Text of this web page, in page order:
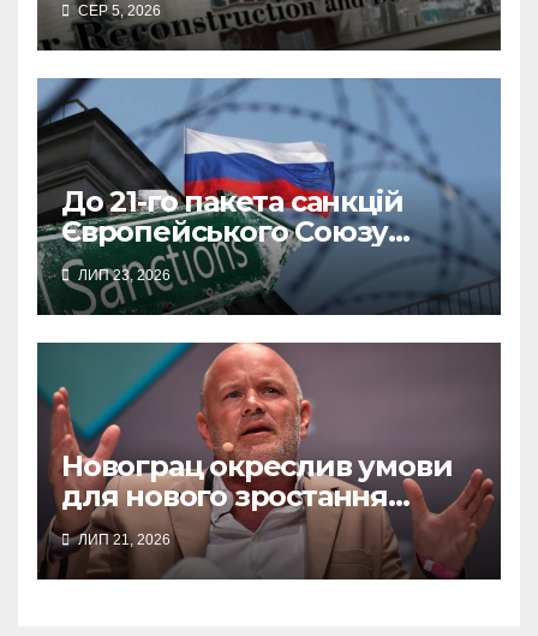
СЕР 5, 2026
До 21-го пакета санкцій
Європейського Союзу
увійшли нафтопереробні
заводи Росії та Білорусі
ЛИП 23, 2026
Новограц окреслив умови
для нового зростання
біткоїна
ЛИП 21, 2026